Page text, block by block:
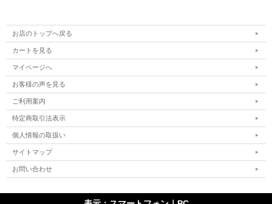
お店のトップへ戻る
カートを見る
マイページへ
お客様の声を見る
ご利用案内
特定商取引法表示
個人情報の取扱い
サイトマップ
お問い合わせ